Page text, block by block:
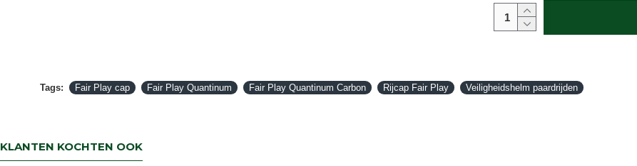
Tags: Fair Play cap Fair Play Quantinum Fair Play Quantinum Carbon Rijcap Fair Play Veiligheidshelm paardrijden
KLANTEN KOCHTEN OOK